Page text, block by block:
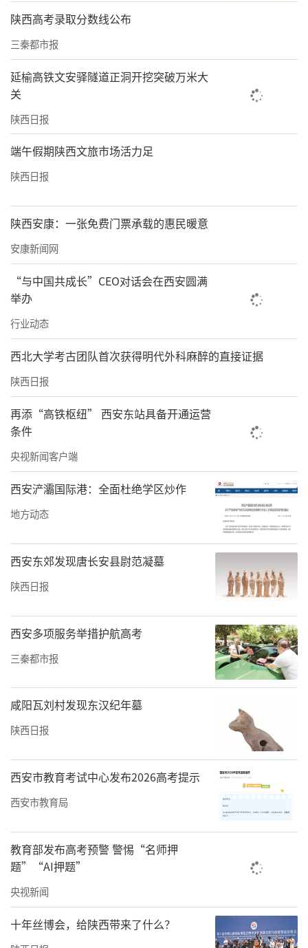
陕西高考录取分数线公布
三秦都市报
延榆高铁文安驿隧道正洞开挖突破万米大
关
陕西日报
端午假期陕西文旅市场活力足
陕西日报
陕西安康：一张免费门票承载的惠民暖意
安康新闻网
“与中国共成长”CEO对话会在西安圆满
举办
行业动态
西北大学考古团队首次获得明代外科麻醉的直接证据
陕西日报
再添“高铁枢纽” 西安东站具备开通运营
条件
央视新闻客户端
西安浐灞国际港：全面杜绝学区炒作
地方动态
西安东郊发现唐长安县尉范凝墓
陕西日报
西安多项服务举措护航高考
三秦都市报
咸阳瓦刘村发现东汉纪年墓
陕西日报
西安市教育考试中心发布2026高考提示
西安市教育局
教育部发布高考预警 警惕“名师押
题”“AI押题”
央视新闻
十年丝博会，给陕西带来了什么？